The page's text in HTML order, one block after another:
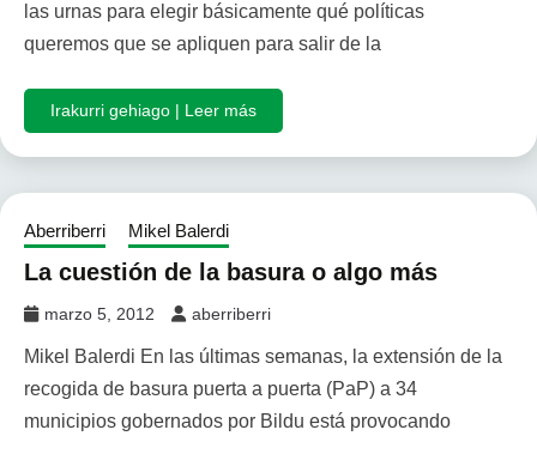
las urnas para elegir básicamente qué políticas
queremos que se apliquen para salir de la
Irakurri gehiago | Leer más
Aberriberri Mikel Balerdi
La cuestión de la basura o algo más
marzo 5, 2012 aberriberri
Mikel Balerdi En las últimas semanas, la extensión de la
recogida de basura puerta a puerta (PaP) a 34
municipios gobernados por Bildu está provocando